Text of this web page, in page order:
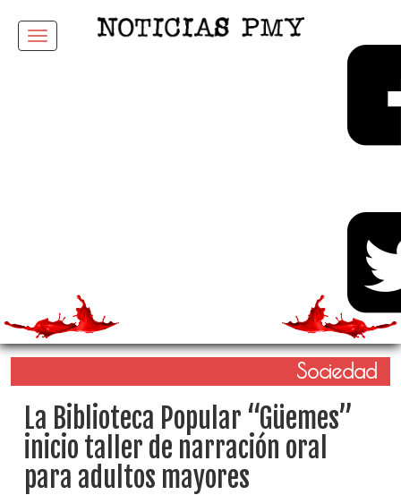
Menu
Sociedad
La Biblioteca Popular “Güemes”
inicio taller de narración oral
para adultos mayores